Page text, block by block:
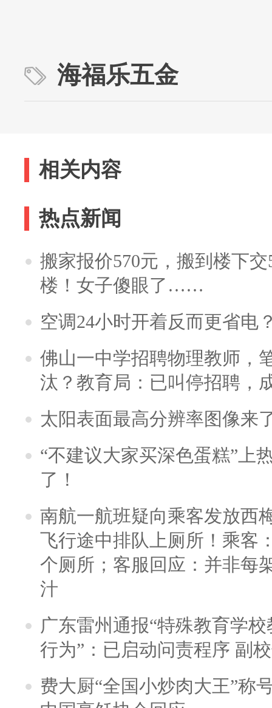
海福乐五金
相关内容
热点新闻
搬家报价570元，搬到楼下
楼！女子傻眼了……
空调24小时开着反而更省电
佛山一中学招聘物理教师，
汰？教育局：已叫停招聘，
太阳表面最高分辨率图像来
“不建议大家买深色蛋糕”上
了！
南航一航班疑向乘客发放西
飞行途中排队上厕所！乘客
个厕所；客服回应：并非每
汁
广东雷州通报“特殊教育学
行为”：已启动问责程序 副
费大厨“全国小炒肉大王”称